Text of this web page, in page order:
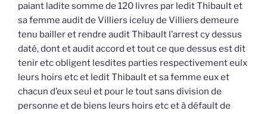
paiant ladite somme de 120 livres par ledit Thibault et
sa femme audit de Villiers iceluy de Villiers demeure
tenu bailler et rendre audit Thibault l’arrest cy dessus
daté, dont et audit accord et tout ce que dessus est dit
tenir etc obligent lesdites parties respectivement eulx
leurs hoirs etc et ledit Thibault et sa femme eux et
chacun d’eux seul et pour le tout sans division de
personne et de biens leurs hoirs etc et à défault de